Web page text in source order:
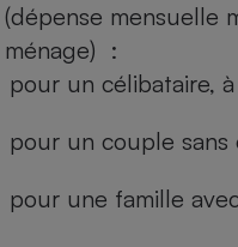
(dépense mensuelle
ménage) :
pour un célibataire,
pour un couple
pour une famille